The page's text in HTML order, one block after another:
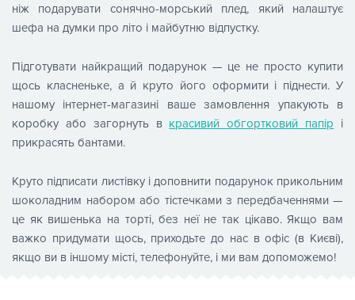
ніж подарувати сонячно-морський плед, який налаштує
шефа на думки про літо і майбутню відпустку.
Підготувати найкращий подарунок — це не просто купити
щось класненьке, а й круто його оформити і піднести. У
нашому інтернет-магазині ваше замовлення упакують в
коробку або загорнуть в красивий обгортковий папір і
прикрасять бантами.
Круто підписати листівку і доповнити подарунок прикольним
шоколадним набором або тістечками з передбаченнями —
це як вишенька на торті, без неї не так цікаво. Якщо вам
важко придумати щось, приходьте до нас в офіс (в Києві),
якщо ви в іншому місті, телефонуйте, і ми вам допоможемо!